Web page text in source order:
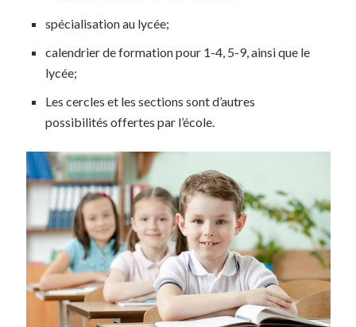
spécialisation au lycée;
calendrier de formation pour 1-4, 5-9, ainsi que le
lycée;
Les cercles et les sections sont d’autres
possibilités offertes par l’école.